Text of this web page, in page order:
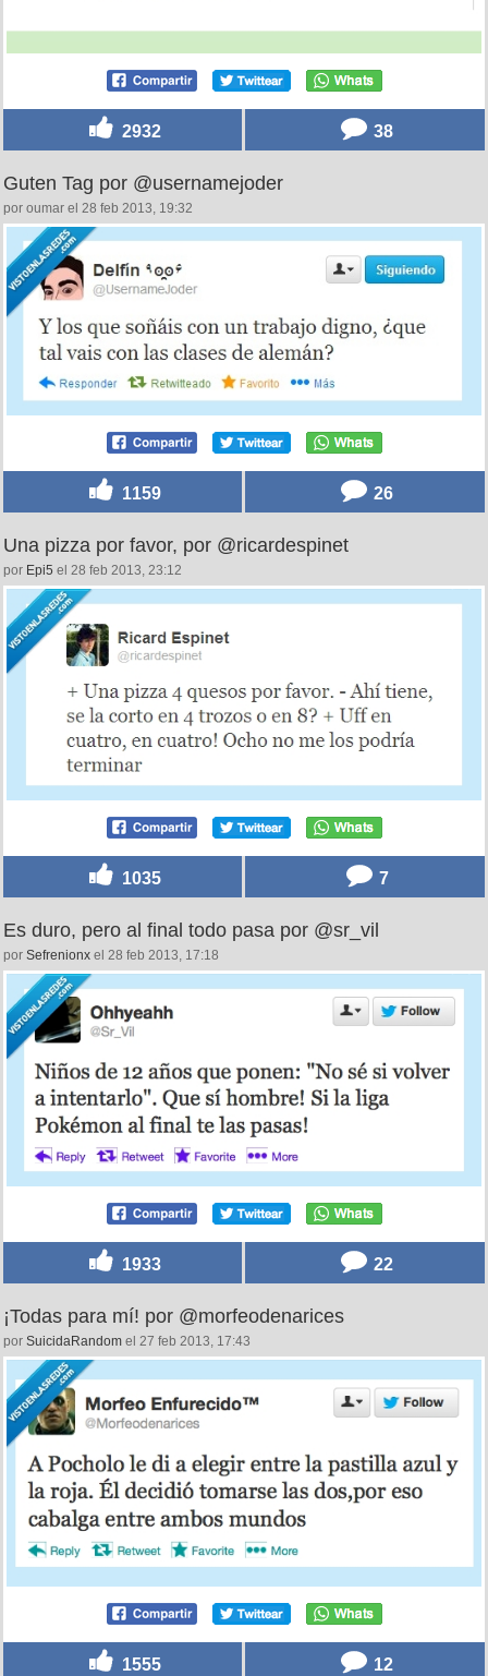
2932 38
Guten Tag por @usernamejoder
por oumar el 28 feb 2013, 19:32
1159 26
Una pizza por favor, por @ricardespinet
por Epi5 el 28 feb 2013, 23:12
1035 7
Es duro, pero al final todo pasa por @sr_vil
por Sefrenionx el 28 feb 2013, 17:18
1933 22
¡Todas para mí! por @morfeodenarices
por SuicidaRandom el 27 feb 2013, 17:43
1555 12